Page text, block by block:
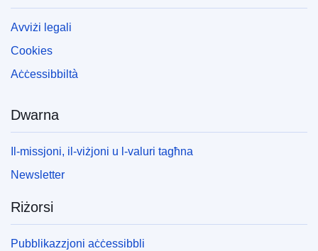
Avviżi legali
Cookies
Aċċessibbiltà
Dwarna
Il-missjoni, il-viżjoni u l-valuri tagħna
Newsletter
Riżorsi
Pubblikazzjoni aċċessibbli